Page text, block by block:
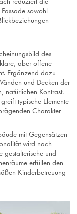
sowohl
des
aber offene
Ergänzend dazu
und Decken der
natürlichen Kontrast.
typische Elemente
Charakter
mit Gegensätzen
wird nach
gestalterische und
erfüllen den
Kinderbetreuung